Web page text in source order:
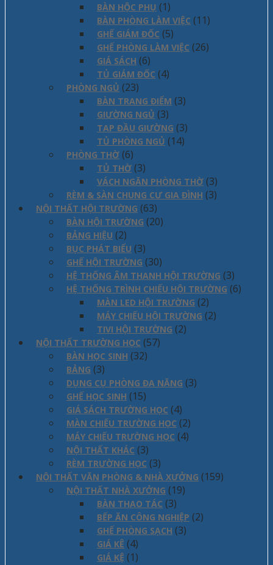
BÀN HỘC PHỤ (1)
BÀN PHÒNG LÀM VIỆC (11)
GHẾ GIÁM ĐỐC (5)
GHẾ PHÒNG LÀM VIỆC (26)
GIÁ SÁCH (6)
TỦ GIÁM ĐỐC (4)
PHÒNG NGỦ (23)
BÀN TRANG ĐIỂM (3)
GIƯỜNG NGỦ (3)
TAP ĐẦU GIƯỜNG (3)
TỦ PHÒNG NGỦ (14)
PHÒNG THỜ (6)
TỦ THỜ (3)
VÁCH NGĂN PHÒNG THỜ (3)
RÈM & SÀN CHUNG CƯ GIA ĐÌNH (3)
NỘI THẤT HỘI TRƯỜNG (63)
BÀN HỘI TRƯỜNG (20)
BẢNG HIỆU (2)
BỤC PHÁT BIỂU (3)
GHẾ HỘI TRƯỜNG (30)
HỆ THỐNG ÂM THANH HỘI TRƯỜNG (3)
HỆ THỐNG TRÌNH CHIẾU HỘI TRƯỜNG (6)
MÀN LED HỘI TRƯỜNG (2)
MÁY CHIẾU HỘI TRƯỜNG (2)
TIVI HỘI TRƯỜNG (2)
NỘI THẤT TRƯỜNG HỌC (57)
BÀN HỌC SINH (32)
BẢNG (3)
DỤNG CỤ PHÒNG ĐA NĂNG (3)
GHẾ HỌC SINH (15)
GIÁ SÁCH TRƯỜNG HỌC (4)
MÀN CHIẾU TRƯỜNG HỌC (2)
MÁY CHIẾU TRƯỜNG HỌC (4)
NỘI THẤT KHÁC (3)
RÈM TRƯỜNG HỌC (3)
NỘI THẤT VĂN PHÒNG & NHÀ XƯỞNG (159)
NỘI THẤT NHÀ XƯỞNG (19)
BÀN THAO TÁC (3)
BẾP ĂN CÔNG NGHIỆP (2)
GHẾ PHÒNG SẠCH (3)
GIÁ KÊ (4)
GIÁ KỆ (1)